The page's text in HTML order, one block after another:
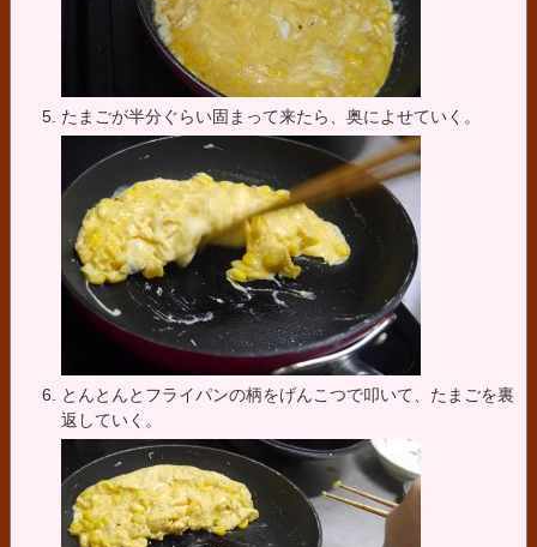
たまごが半分ぐらい固まって来たら、奥によせていく。
とんとんとフライパンの柄をげんこつで叩いて、たまごを裏
返していく。